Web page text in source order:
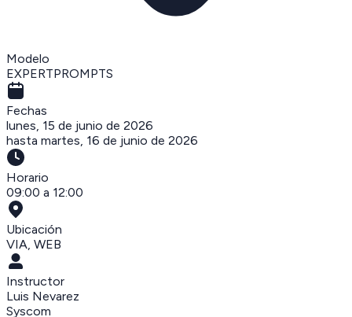
Modelo
EXPERTPROMPTS
Fechas
lunes, 15 de junio de 2026
hasta martes, 16 de junio de 2026
Horario
09:00 a 12:00
Ubicación
VIA WEB
Instructor
Luis Nevarez
Syscom